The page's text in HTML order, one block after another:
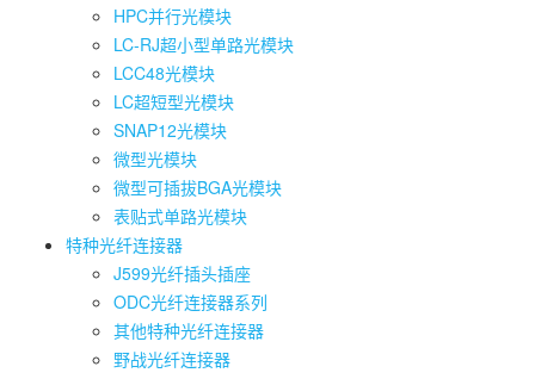
HPC并行光模块
LC-RJ超小型单路光模块
LCC48光模块
LC超短型光模块
SNAP12光模块
微型光模块
微型可插拔BGA光模块
表贴式单路光模块
特种光纤连接器
J599光纤插头插座
ODC光纤连接器系列
其他特种光纤连接器
野战光纤连接器